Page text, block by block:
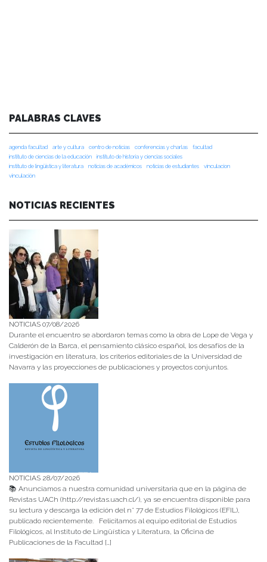
PALABRAS CLAVES
agenda facultad arte y cultura centro de noticias conferencias y charlas
facultad
instituto de ciencias de la educación
instituto de historia y ciencias sociales
instituto de lingüística y literatura
noticias de académicos noticias de estudiantes
vinculacion
vinculación
NOTICIAS RECIENTES
NOTICIAS 07/08/2026
Durante el encuentro se abordaron temas como la obra de Lope de Vega y
Calderón de la Barca, el pensamiento clásico español, los desafíos de la
investigación en literatura, los criterios editoriales de la Universidad de
Navarra y las proyecciones de publicaciones y proyectos conjuntos.
NOTICIAS 28/07/2026
📚 Anunciamos a nuestra comunidad universitaria que en la página de
Revistas UACh (http://revistas.uach.cl/), ya se encuentra disponible para
su lectura y descarga la edición del n° 77 de Estudios Filológicos (EFIL),
publicado recientemente. Felicitamos al equipo editorial de Estudios
Filológicos, al Instituto de Lingüística y Literatura, la Oficina de
Publicaciones de la Facultad […]